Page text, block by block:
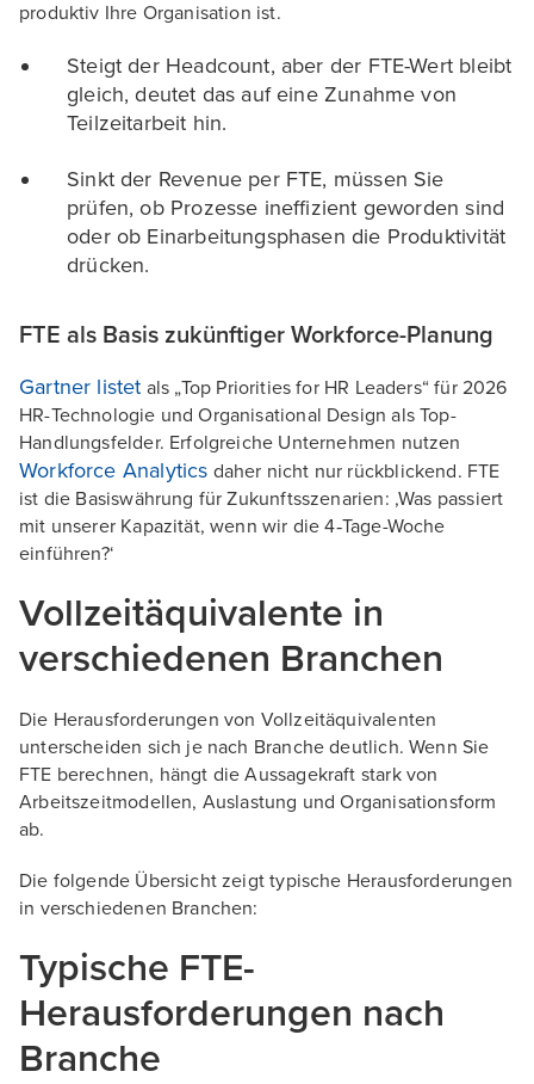
produktiv Ihre Organisation ist.
Steigt der Headcount, aber der FTE-Wert bleibt
gleich, deutet das auf eine Zunahme von
Teilzeitarbeit hin.
Sinkt der Revenue per FTE, müssen Sie
prüfen, ob Prozesse ineffizient geworden sind
oder ob Einarbeitungsphasen die Produktivität
drücken.
FTE als Basis zukünftiger Workforce-Planung
Gartner listet als „Top Priorities for HR Leaders“ für 2026
HR-Technologie und Organisational Design als Top-
Handlungsfelder. Erfolgreiche Unternehmen nutzen
Workforce Analytics daher nicht nur rückblickend. FTE
ist die Basiswährung für Zukunftsszenarien: ‚Was passiert
mit unserer Kapazität, wenn wir die 4‑Tage-Woche
einführen?‘
Vollzeitäquivalente in
verschiedenen Branchen
Die Herausforderungen von Vollzeitäquivalenten
unterscheiden sich je nach Branche deutlich. Wenn Sie
FTE berechnen, hängt die Aussagekraft stark von
Arbeitszeitmodellen, Auslastung und Organisationsform
ab.
Die folgende Übersicht zeigt typische Herausforderungen
in verschiedenen Branchen:
Typische FTE-
Herausforderungen nach
Branche